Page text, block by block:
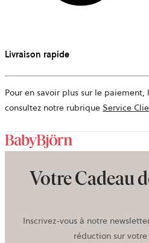
Livraison rapide
Pour en savoir plus sur le
consultez notre rubrique Service
Votre Cadeau
Inscrivez-vous à notre
réduction sur